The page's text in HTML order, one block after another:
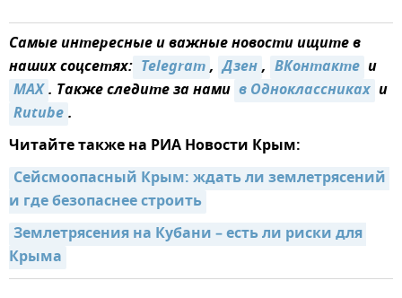
Самые интересные и важные новости ищите в
наших соцсетях: Telegram, Дзен, ВКонтакте и
MAX. Также следите за нами в Одноклассниках и
Rutube.
Читайте также на РИА Новости Крым:
Сейсмоопасный Крым: ждать ли землетрясений
и где безопаснее строить
Землетрясения на Кубани – есть ли риски для
Крыма